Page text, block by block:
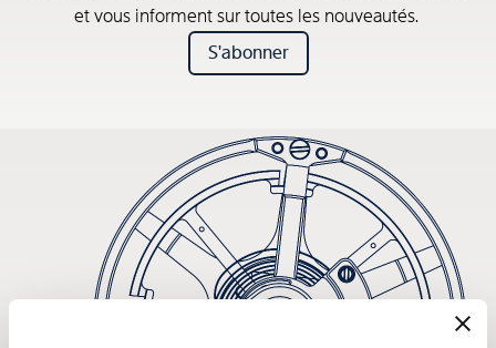
et vous informent sur toutes les nouveautés.
S'abonner